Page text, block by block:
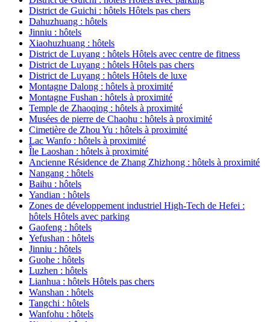
District de Guichi : hôtels Hôtels pas chers
Dahuzhuang : hôtels
Jinniu : hôtels
Xiaohuzhuang : hôtels
District de Luyang : hôtels Hôtels avec centre de fitness
District de Luyang : hôtels Hôtels pas chers
District de Luyang : hôtels Hôtels de luxe
Montagne Dalong : hôtels à proximité
Montagne Fushan : hôtels à proximité
Temple de Zhaoqing : hôtels à proximité
Musées de pierre de Chaohu : hôtels à proximité
Cimetière de Zhou Yu : hôtels à proximité
Lac Wanfo : hôtels à proximité
Île Laoshan : hôtels à proximité
Ancienne Résidence de Zhang Zhizhong : hôtels à proximité
Nangang : hôtels
Baihu : hôtels
Yandian : hôtels
Zones de développement industriel High-Tech de Hefei :
hôtels Hôtels avec parking
Gaofeng : hôtels
Yefushan : hôtels
Jinniu : hôtels
Guohe : hôtels
Luzhen : hôtels
Lianhua : hôtels Hôtels pas chers
Wanshan : hôtels
Tangchi : hôtels
Wanfohu : hôtels